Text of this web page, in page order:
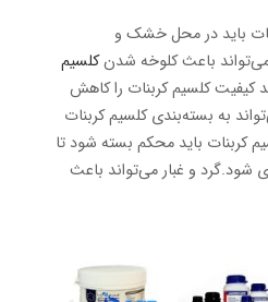
باید در محل خشک و
باعث کلوخه شدنکلسیم
کیفیت کلسیم کربنات را کاهش
به بسته‌بندی کلسیم کربنات
کربنات باید محکم بسته شود تا
شود.گرد و غبار می‌تواند باعث